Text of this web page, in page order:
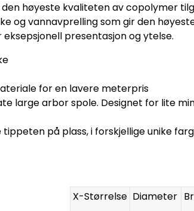
høyeste kvaliteten av copolymer
og vannavprelling som gir den
presentasjon og ytelse.
for en lavere meterpris
large arbor spole. Designet for lite
på plass, i forskjellige unike
X-Størrelse Diameter